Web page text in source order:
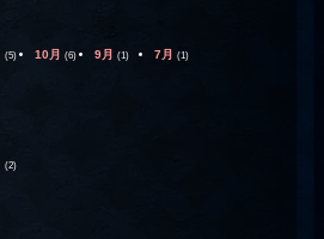
(5) 10月 (6) 9月 (1) 7月 (1)
(2)